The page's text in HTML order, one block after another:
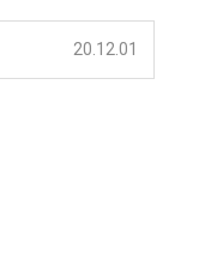
20.12.01